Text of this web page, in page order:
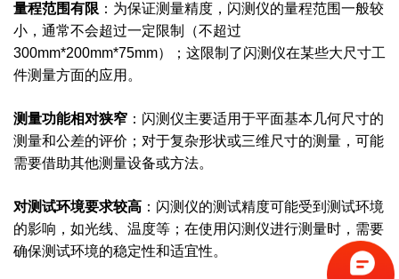
量程范围有限 ：为保证测量精度，闪测仪的量程范围一般较
小，通常不会超过一定限制（不超过
300mm*200mm*75mm）；这限制了闪测仪在某些大尺寸工
件测量方面的应用。
测量功能相对狭窄 ： 闪测仪主要适用于平面基本几何尺寸的
测量和公差的评价； 对于复杂形状或三维尺寸的测量，可能
需要借助其他测量设备或方法。
对测试环境要求较高 ： 闪测仪的测试精度可能受到测试环境
的影响，如光线、温度等； 在使用闪测仪进行测量时，需要
确保测试环境的稳定性和适宜性。